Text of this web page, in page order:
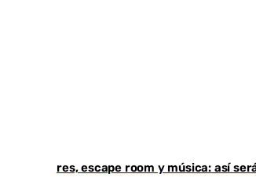
Talleres, escape room y música: así